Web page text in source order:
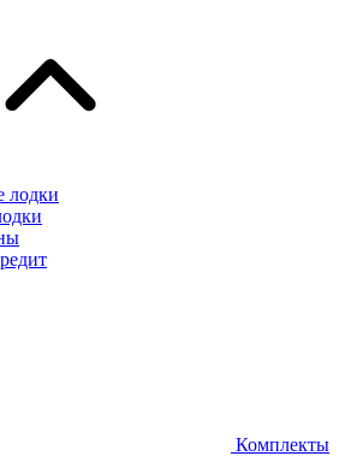
лодки
Комплекты